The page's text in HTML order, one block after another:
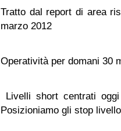
Tratto dal report di area
marzo 2012
Operatività per domani 30
Livelli short centrati
Posizioniamo gli stop